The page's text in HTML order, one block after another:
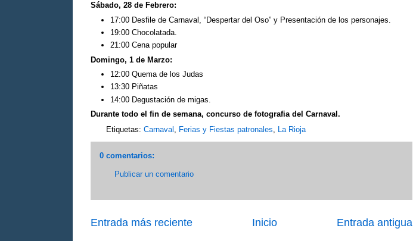
Sábado, 28 de Febrero:
17:00 Desfile de Carnaval, “Despertar del Oso” y Presentación de los personajes.
19:00 Chocolatada.
21:00 Cena popular
Domingo, 1 de Marzo:
12:00 Quema de los Judas
13:30 Piñatas
14:00 Degustación de migas.
Durante todo el fin de semana, concurso de fotografia del Carnaval.
Etiquetas: Carnaval Ferias y Fiestas patronales La Rioja
0 comentarios:
Publicar un comentario
Entrada más reciente Entrada antigua
Inicio